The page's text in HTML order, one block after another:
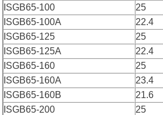
ISGB65-100
25
ISGB65-100A
22.4
ISGB65-125
25
ISGB65-125A
22.4
ISGB65-160
25
ISGB65-160A
23.4
ISGB65-160B
21.6
ISGB65-200
25